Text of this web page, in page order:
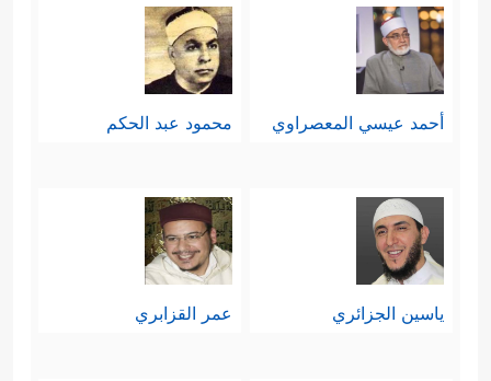
أحمد عيسي المعصراوي محمود عبد الحكم
ياسين الجزائري عمر القزابري